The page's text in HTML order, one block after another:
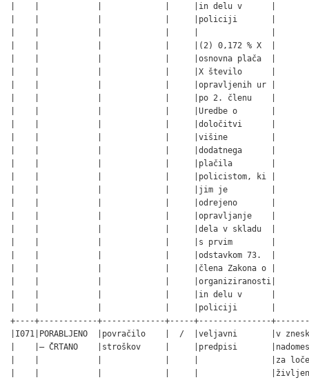
|    |            |             |     |in delu v      |
|    |            |             |     |policiji       |
|    |            |             |     |(2) 0,172 % X  |
|    |            |             |     |osnovna plača  |
|    |            |             |     |X število      |
|    |            |             |     |opravljenih ur |
|    |            |             |     |po 2. členu    |
|    |            |             |     |Uredbe o       |
|    |            |             |     |določitvi      |
|    |            |             |     |višine         |
|    |            |             |     |dodatnega      |
|    |            |             |     |plačila        |
|    |            |             |     |policistom, ki |
|    |            |             |     |jim je         |
|    |            |             |     |odrejeno       |
|    |            |             |     |opravljanje    |
|    |            |             |     |dela v skladu  |
|    |            |             |     |s prvim        |
|    |            |             |     |odstavkom 73.  |
|    |            |             |     |člena Zakona o |
|    |            |             |     |organiziranosti|
|    |            |             |     |in delu v      |
|    |            |             |     |policiji       |
+----+------------+-------------+-----+---------------
|I071|PORABLJENO  |povračilo    |  /  |veljavni       |v
|    |– ČRTANO    |stroškov     |     |predpisi
|    |            |             |     |               |za
|    |            |             |     |